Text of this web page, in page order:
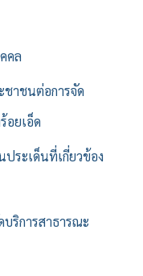
คล
ชาชนต่อการจัด
อยเอ็ด
ประเด็นที่เกี่ยวข้อง
ริการสาธารณะ